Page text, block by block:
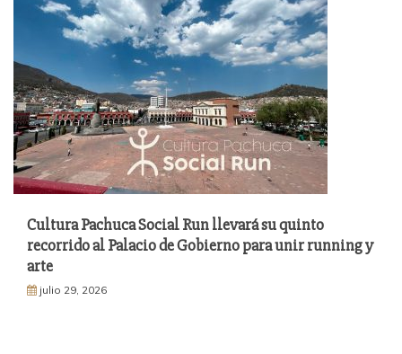
Cultura Pachuca Social Run llevará su quinto
recorrido al Palacio de Gobierno para unir running y
arte
julio 29, 2026